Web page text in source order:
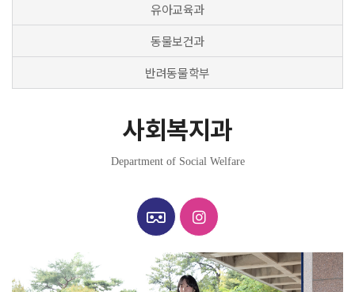
유아교육과
동물보건과
반려동물학부
사회복지과
Department of Social Welfare